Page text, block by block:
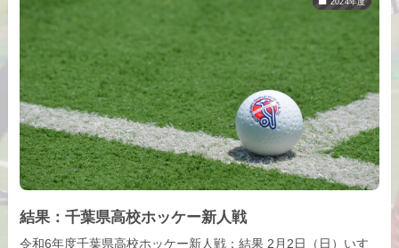
結果：千葉県高校ホッケー新人戦
令和6年度千葉県高校ホッケー新人戦：結果 2月2日（日）いす